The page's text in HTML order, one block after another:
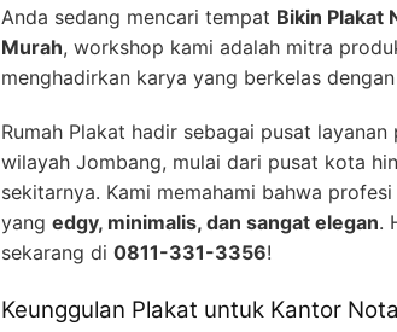
Anda sedang mencari tempat Bikin Plakat
Murah, workshop kami adalah mitra
menghadirkan karya yang berkelas
Rumah Plakat hadir sebagai pusat
wilayah Jombang, mulai dari pusat kota
sekitarnya. Kami memahami bahwa
yang edgy, minimalis, dan sangat elegan.
sekarang di 0811-331-3356!
Keunggulan Plakat untuk Kantor